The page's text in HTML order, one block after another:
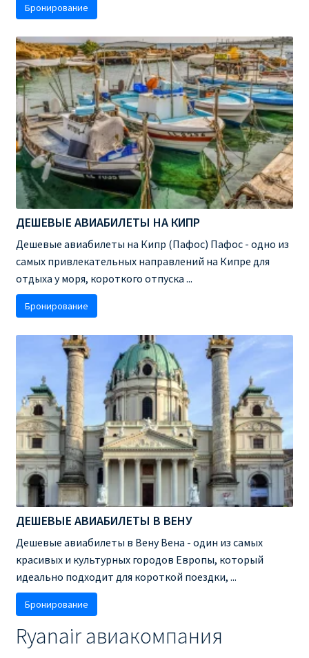
Бронирование
ДЕШЕВЫЕ АВИАБИЛЕТЫ НА КИПР
Дешевые авиабилеты на Кипр (Пафос) Пафос - одно из
самых привлекательных направлений на Кипре для
отдыха у моря, короткого отпуска ...
Бронирование
ДЕШЕВЫЕ АВИАБИЛЕТЫ В ВЕНУ
Дешевые авиабилеты в Вену Вена - один из самых
красивых и культурных городов Европы, который
идеально подходит для короткой поездки, ...
Бронирование
Ryanair авиакомпания